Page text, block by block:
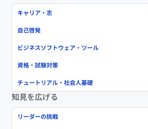
キャリア・志
自己啓発
ビジネスソフトウェア・ツール
資格・試験対策
チュートリアル・社会人基礎
知見を広げる
リーダーの挑戦